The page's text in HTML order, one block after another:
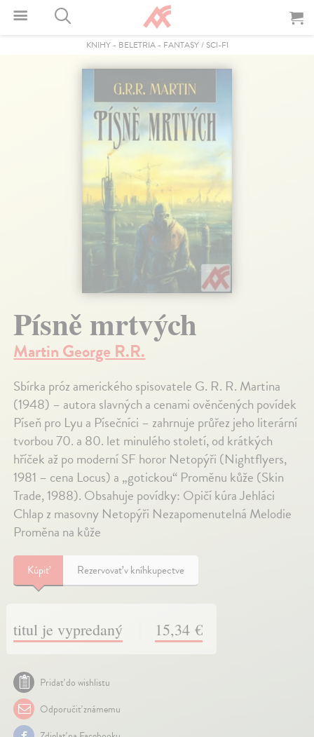
KNIHY- BELETRIA- FANTASY / SCI-FI
Písně mrtvých
Martin George R.R.
Sbírka próz amerického spisovatele G. R. R. Martina
(1948) – autora slavných a cenami ověnčených povídek
Píseň pro Lyu a Písečníci – zahrnuje průřez jeho literární
tvorbou 70. a 80. let minulého století, od krátkých
hříček až po moderní SF horor Netopýři (Nightflyers,
1981 – cena Locus) a „gotickou“ Proměnu kůže (Skin
Trade, 1988). Obsahuje povídky: Opičí kúra Jehláci
Chlap z masovny Netopýři Nezapomenutelná Melodie
Proměna na kůže
Kúpiť Rezervovať v kníhkupectve
titul je vypredaný 15,34 €
Pridať do wishlistu
Odporučiť známemu